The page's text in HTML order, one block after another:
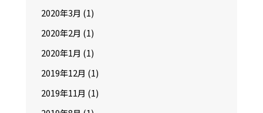
2020年3月 (1)
2020年2月 (1)
2020年1月 (1)
2019年12月 (1)
2019年11月 (1)